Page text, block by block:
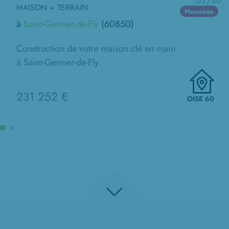
Nouveau
MAISON + TERRAIN
à Saint-Germer-de-Fly (60850)
Construction de votre maison clé en main
à Saint-Germer-de-Fly.
231 252 € OISE 60